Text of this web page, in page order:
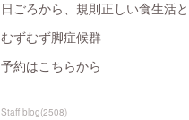
日ごろから、規則正しい食生活
むずむず脚症候群
予約はこちらから
Staff blog(2508)